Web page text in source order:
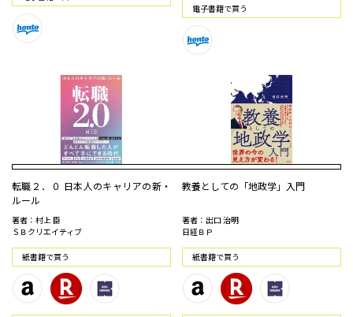
電⼦書籍で買う
転職２．０ 日本人のキャリアの新・
ルール
著者：村上 臣
ＳＢクリエイティブ
紙書籍で買う
教養としての「地政学」入門
著者：出口 治明
日経ＢＰ
紙書籍で買う